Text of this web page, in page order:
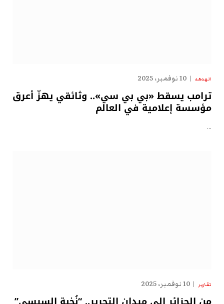
الهدهد 10 نوفمبر، 2025
ترامب يسقط «بي بي سي».. وثائقي يهزّ أعرق
مؤسسة إعلامية في العالم
…
تقارير 10 نوفمبر، 2025